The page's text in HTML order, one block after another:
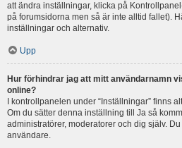
att ändra inställningar, klicka på
på forumsidorna men så är inte alltid fallet).
inställningar och alternativ.
Upp
Hur förhindrar jag att mitt användarnamn
online?
I kontrollpanelen under “Inställningar” finns
Om du sätter denna inställning till Ja så
administratörer, moderatorer och dig själv.
användare.